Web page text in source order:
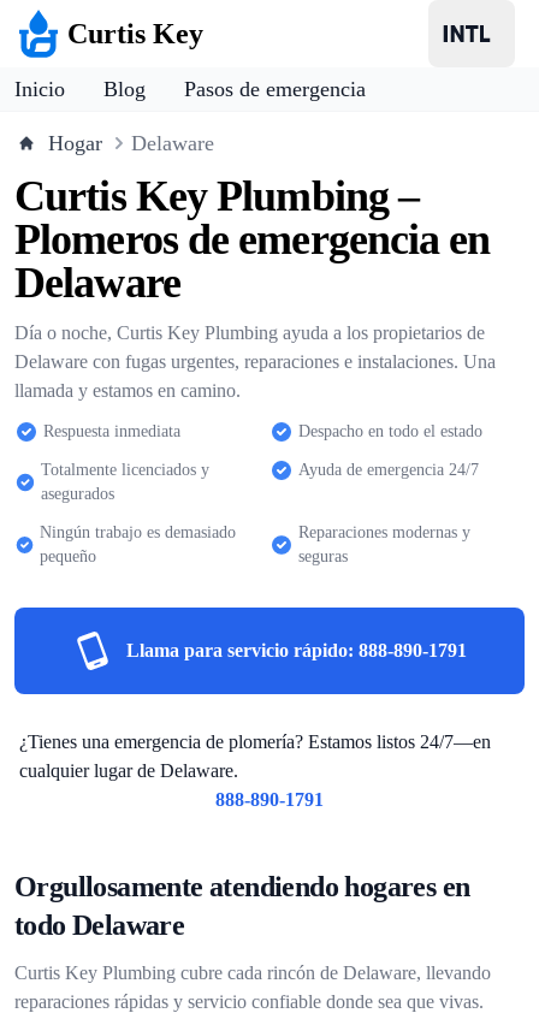
Curtis Key
Inicio Blog Pasos de emergencia
Hogar Delaware
Curtis Key Plumbing –
Plomeros de emergencia en
Delaware
Día o noche, Curtis Key Plumbing ayuda a los propietarios de
Delaware con fugas urgentes, reparaciones e instalaciones. Una
llamada y estamos en camino.
Respuesta inmediata Despacho en todo el estado
Totalmente licenciados y
asegurados
Ayuda de emergencia 24/7
Ningún trabajo es demasiado
pequeño
Reparaciones modernas y
seguras
Llama para servicio rápido: 888-890-1791
¿Tienes una emergencia de plomería? Estamos listos 24/7—en
cualquier lugar de Delaware.
888-890-1791
Orgullosamente atendiendo hogares en
todo Delaware
Curtis Key Plumbing cubre cada rincón de Delaware, llevando
reparaciones rápidas y servicio confiable donde sea que vivas.